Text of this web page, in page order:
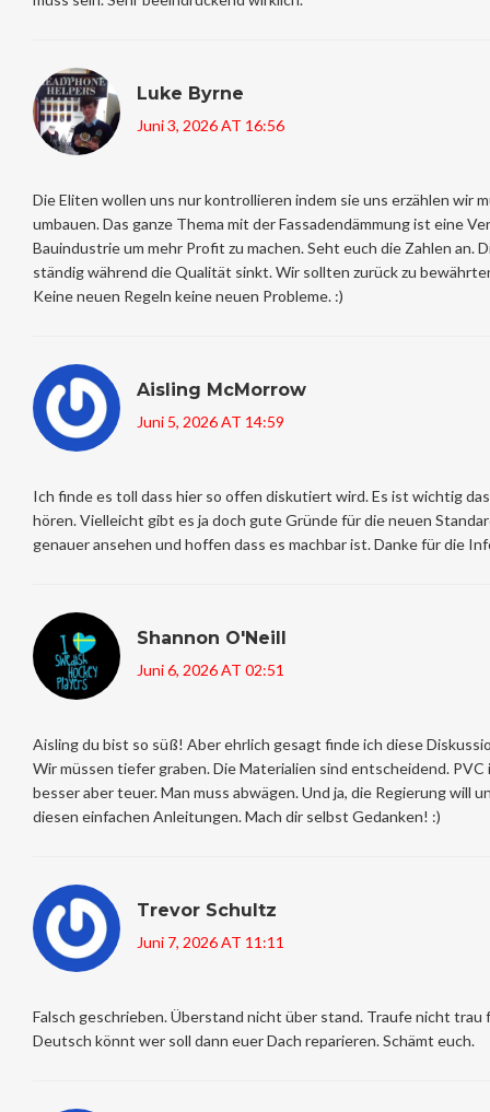
Luke Byrne
Juni 3, 2026 AT 16:56
Die Eliten wollen uns nur kontrollieren indem sie uns erzählen wir
umbauen. Das ganze Thema mit der Fassadendämmung ist eine
Bauindustrie um mehr Profit zu machen. Seht euch die Zahlen an.
ständig während die Qualität sinkt. Wir sollten zurück zu
Keine neuen Regeln keine neuen Probleme. :)
Aisling McMorrow
Juni 5, 2026 AT 14:59
Ich finde es toll dass hier so offen diskutiert wird. Es ist wichtig
hören. Vielleicht gibt es ja doch gute Gründe für die neuen
genauer ansehen und hoffen dass es machbar ist. Danke für die
Shannon O'Neill
Juni 6, 2026 AT 02:51
Aisling du bist so süß! Aber ehrlich gesagt finde ich diese
Wir müssen tiefer graben. Die Materialien sind entscheidend.
besser aber teuer. Man muss abwägen. Und ja, die Regierung will
diesen einfachen Anleitungen. Mach dir selbst Gedanken! :)
Trevor Schultz
Juni 7, 2026 AT 11:11
Falsch geschrieben. Überstand nicht über stand. Traufe nicht trau
Deutsch könnt wer soll dann euer Dach reparieren. Schämt euch.